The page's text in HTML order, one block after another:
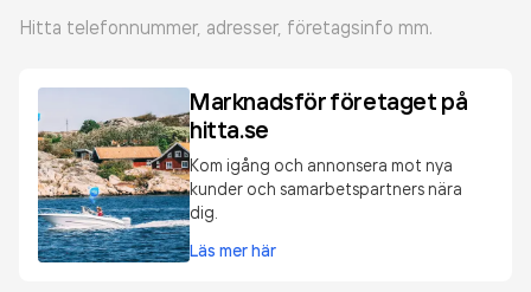
Hitta telefonnummer, adresser, företagsinfo mm.
Marknadsför företaget på
hitta.se
Kom igång och annonsera mot nya
kunder och samarbetspartners nära
dig.
Läs mer här